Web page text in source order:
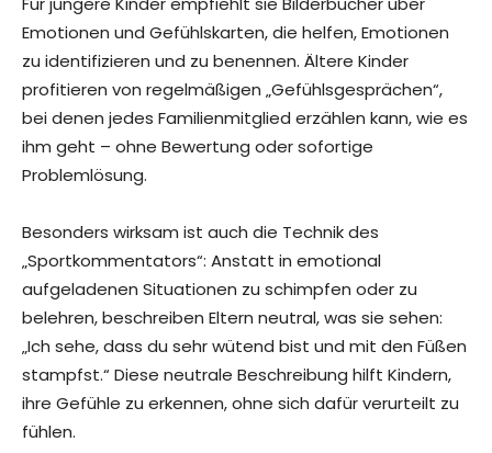
Emotionen und Gefühlskarten, die helfen, Emotionen
zu identifizieren und zu benennen. Ältere Kinder
profitieren von regelmäßigen „Gefühlsgesprächen“,
bei denen jedes Familienmitglied erzählen kann, wie es
ihm geht – ohne Bewertung oder sofortige
Problemlösung.
Besonders wirksam ist auch die Technik des
„Sportkommentators“: Anstatt in emotional
aufgeladenen Situationen zu schimpfen oder zu
belehren, beschreiben Eltern neutral, was sie sehen:
„Ich sehe, dass du sehr wütend bist und mit den Füßen
stampfst.“ Diese neutrale Beschreibung hilft Kindern,
ihre Gefühle zu erkennen, ohne sich dafür verurteilt zu
fühlen.